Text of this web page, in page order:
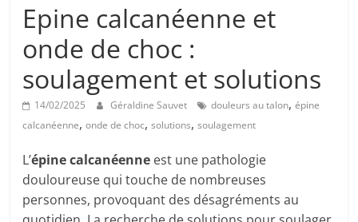
Epine calcanéenne et
onde de choc :
soulagement et solutions
14/02/2025 Géraldine Sauvet douleurs au talon,épine
calcanéenne,onde de choc,solutions,soulagement
L’épine calcanéenne est une pathologie
douloureuse qui touche de nombreuses
personnes, provoquant des désagréments au